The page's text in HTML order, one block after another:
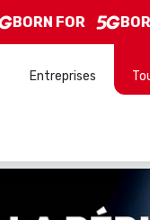
FOR BORN
Entreprises